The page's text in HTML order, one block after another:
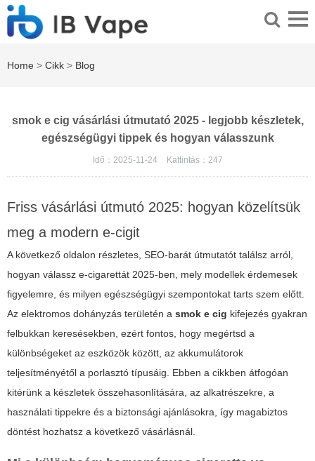
Home > Cikk > Blog
smok e cig vásárlási útmutató 2025 - legjobb készletek,
egészségügyi tippek és hogyan válasszunk
Idő：2025-11-24 Kattintás： 247
Friss vásárlási útmutó 2025: hogyan közelítsük
meg a modern e-cigit
A következő oldalon részletes, SEO-barát útmutatót találsz arról,
hogyan válassz e-cigarettát 2025-ben, mely modellek érdemesek
figyelemre, és milyen egészségügyi szempontokat tarts szem előtt.
Az elektromos dohányzás területén a smok e cig kifejezés gyakran
felbukkan keresésekben, ezért fontos, hogy megértsd a
különbségeket az eszközök között, az akkumulátorok
teljesítményétől a porlasztó típusáig. Ebben a cikkben átfogóan
kitérünk a készletek összehasonlítására, az alkatrészekre, a
használati tippekre és a biztonsági ajánlásokra, így magabiztos
döntést hozhatsz a következő vásárlásnál.